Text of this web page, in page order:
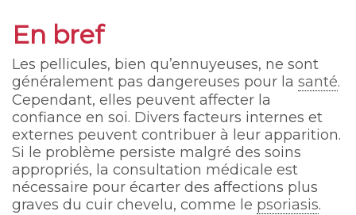
En bref
Les pellicules, bien qu’ennuyeuses, ne sont
généralement pas dangereuses pour la santé.
Cependant, elles peuvent affecter la
confiance en soi. Divers facteurs internes et
externes peuvent contribuer à leur apparition.
Si le problème persiste malgré des soins
appropriés, la consultation médicale est
nécessaire pour écarter des affections plus
graves du cuir chevelu, comme le psoriasis.